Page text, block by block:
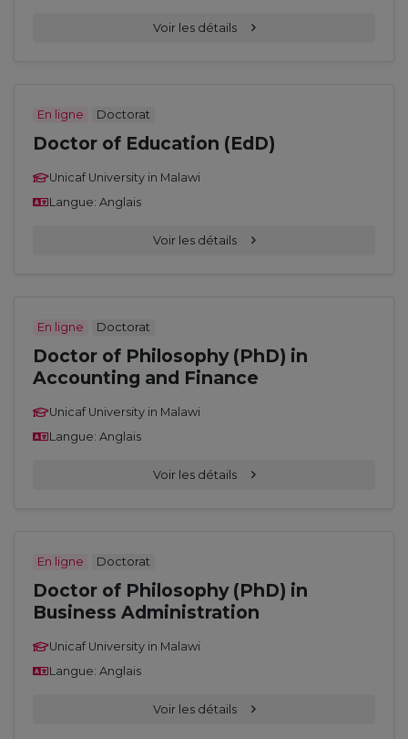
Voir les détails
En ligne Doctorat
Doctor of Education (EdD)
Unicaf University in Malawi
Langue: Anglais
Voir les détails
En ligne Doctorat
Doctor of Philosophy (PhD) in
Accounting and Finance
Unicaf University in Malawi
Langue: Anglais
Voir les détails
En ligne Doctorat
Doctor of Philosophy (PhD) in
Business Administration
Unicaf University in Malawi
Langue: Anglais
Voir les détails